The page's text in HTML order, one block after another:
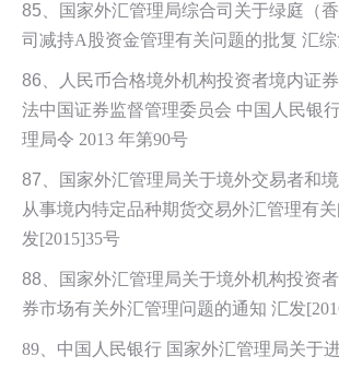
85、
国家外汇管理局综合司关于绿庭（
司减持A股资金管理有关问题的批复 汇综
86、
人民币合格境外机构投资者境内证
法中国证券监督管理委员会 中国人民银
理局令 2013 年第90号
87 、国家外汇管理局关于境外交易者和
从事境内特定品种期货交易外汇管理有
发[2015]35号
88、
国家外汇管理局关于境外机构投资
券市场有关外汇管理问题的通知 汇发
89、中国人民银行 国家外汇管理局关于